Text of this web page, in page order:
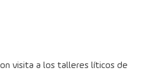
visita a los talleres líticos de